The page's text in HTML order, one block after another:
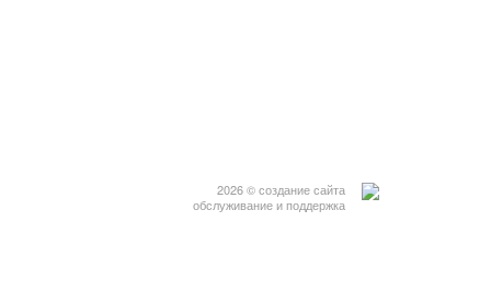
2026 © создание сайта
обслуживание и поддержка